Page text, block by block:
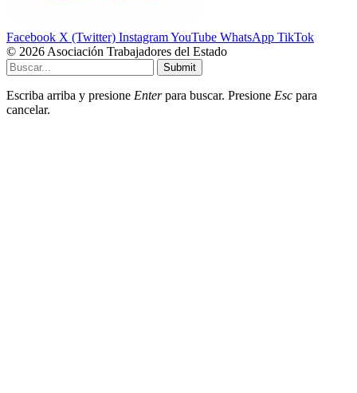
Facebook X (Twitter) InstagramYouTube WhatsApp TikTok
© 2026 Asociación Trabajadores del Estado
Submit
Escriba arriba y presione Enterpara buscar. Presione Esc para
cancelar.